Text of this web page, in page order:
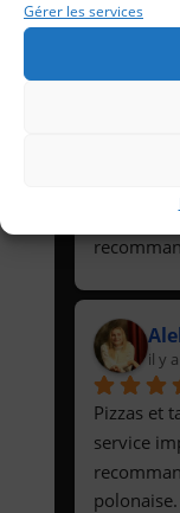
Gérer les services
personnel
il y
il y
Pizzas et
service
polonaise.